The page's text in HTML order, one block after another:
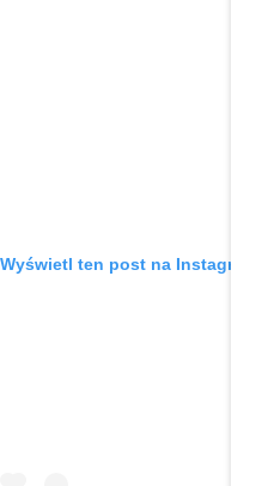
Wyświetl ten post na Instagramie.